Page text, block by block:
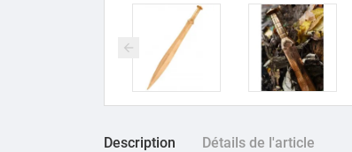
Description Détails de l'article